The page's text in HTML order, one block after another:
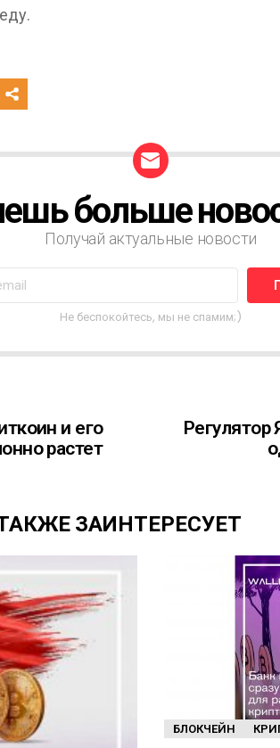
больше
Получай актуальные новости
Не беспокойтесь, мы не спамим;)
и его
растет
Регулятор
ЗАИНТЕРЕСУЕТ
БЛОКЧЕЙН